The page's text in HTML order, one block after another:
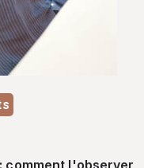
comment l'observer